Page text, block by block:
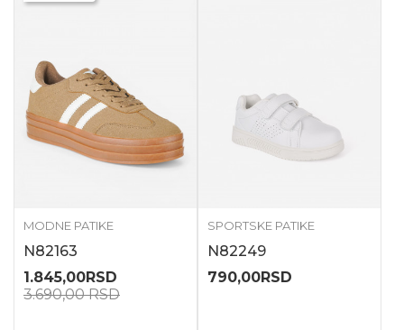
MODNE PATIKE
N82163
1.845,00RSD
3.690,00RSD
SPORTSKE PATIKE
N82249
790,00RSD